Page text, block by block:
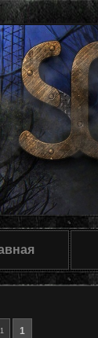
1 1